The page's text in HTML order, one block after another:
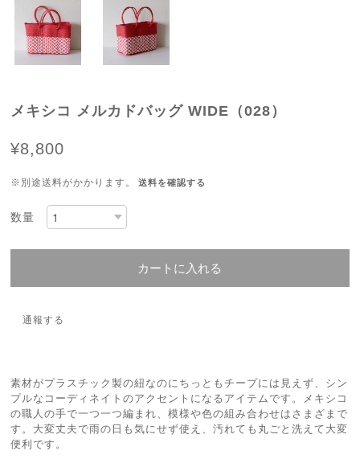
メキシコ メルカドバッグ WIDE（028）
¥8,800
※別途送料がかかります。 送料を確認する
数量
カートに入れる
通報する
素材がプラスチック製の紐なのにちっともチープには見えず、シン
プルなコーディネイトのアクセントになるアイテムです。メキシコ
の職人の手で一つ一つ編まれ、模様や色の組み合わせはさまざまで
す。大変丈夫で雨の日も気にせず使え、汚れても丸ごと洗えて大変
便利です。